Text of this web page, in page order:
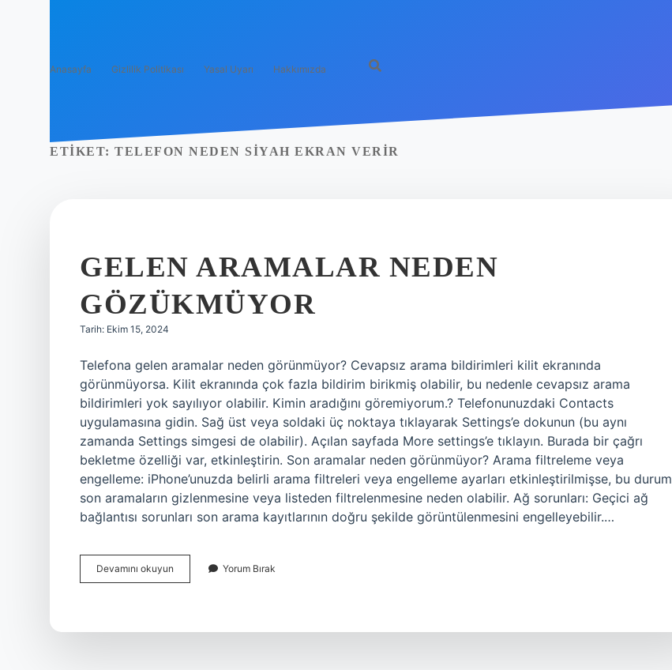
Anasayfa Gizlilik Politikası Yasal Uyarı Hakkımızda
ETIKET: TELEFON NEDEN SIYAH EKRAN VERIR
GELEN ARAMALAR NEDEN
GÖZÜKMÜYOR
Tarih: Ekim 15, 2024
Telefona gelen aramalar neden görünmüyor? Cevapsız arama bildirimleri kilit ekranında
görünmüyorsa. Kilit ekranında çok fazla bildirim birikmiş olabilir, bu nedenle cevapsız arama
bildirimleri yok sayılıyor olabilir. Kimin aradığını göremiyorum.? Telefonunuzdaki Contacts
uygulamasına gidin. Sağ üst veya soldaki üç noktaya tıklayarak Settings’e dokunun (bu aynı
zamanda Settings simgesi de olabilir). Açılan sayfada More settings’e tıklayın. Burada bir çağrı
bekletme özelliği var, etkinleştirin. Son aramalar neden görünmüyor? Arama filtreleme veya
engelleme: iPhone’unuzda belirli arama filtreleri veya engelleme ayarları etkinleştirilmişse, bu durum
son aramaların gizlenmesine veya listeden filtrelenmesine neden olabilir. Ağ sorunları: Geçici ağ
bağlantısı sorunları son arama kayıtlarının doğru şekilde görüntülenmesini engelleyebilir.…
Devamını okuyun
Aramalar
Yorum Bırak